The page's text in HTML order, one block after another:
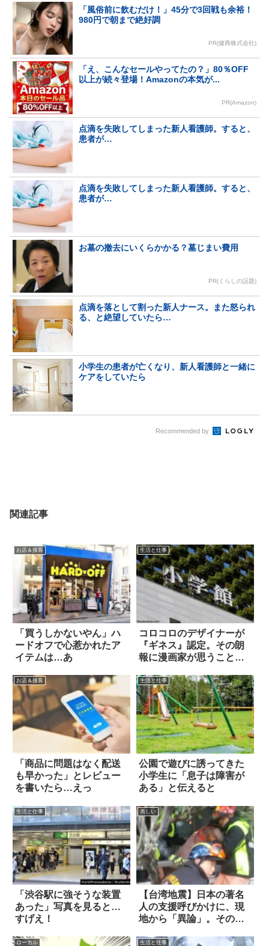
「風俗前に飲むだけ！」45分で3回戦も余裕！
980円で朝まで絶好調
PR(健商株式会社)
「え、こんなセールやってたの？」80％OFF
以上が続々登場！Amazonの本気が...
PR(Amazon)
点滴を失敗してしまった新人看護師。すると、
患者が…
点滴を失敗してしまった新人看護師。すると、
患者が…
お墓の撤去にいくらかかる？墓じまい費用
PR(くらしの話題)
点滴を落として割った新人ナース。また怒られ
る、と絶望していたら…
小学生の患者が亡くなり、新人看護師と一緒に
ケアをしていたら
Recommended by
関連記事
お店＆接客
「買うしかないやん」ハ
ードオフで心惹かれたア
イテムは…あ
生活と仕事
コロコロのデザイナーが
『ギネス』認定。その朗
報に漫画家が思うこと
お店＆接客
「商品に問題はなく配送
も早かった」とレビュー
を書いたら…えっ
生活と仕事
公園で遊びに誘ってきた
小学生に「息子は障害が
ある」と伝えると
生活と仕事
「渋谷駅に強そうな装置
あった」写真を見ると…
すげえ！
美しい
【台湾地震】日本の著名
人の支援呼びかけに、現
地から「異論」。その内
ローカル 生活と仕事